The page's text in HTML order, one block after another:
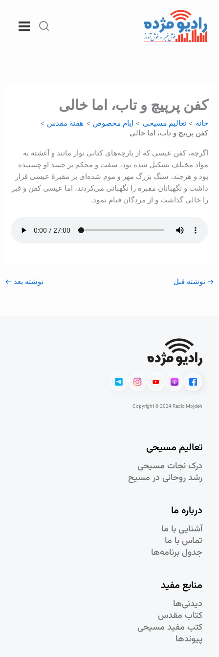
محتوا
کفن پرپيچ و تاب، اما خالی
خانه تعالیم مسیحی ايام مخصوص
هفتۀ مقدس
کفن پرپيچ و تاب، اما خالی
اگرچه، کفن عيسی که از پارچه‌های کتانی نوار مانند و آغشته به
مواد مختلف تشکيل شده بود، سفت و محکم بر جسد او چسبيده
بود و هرچند، سنگ بزرگ مهر و موم شده‌ای بر مقبرۀ عيسی قرار
داشت و نگهبانان مقبره را نگهبانی می‌کردند، اما عيسی کفن و قبر
را خالی گذاشت و از مردگان قيام نمود.
→ نوشته قبل نوشته بعد ←
Copyright © 2024 Radio Mojdeh
تعالیم مسیحی
درک نجات مسيحی
رشد روحانی در مسيح
درباره ما
آشنایی با ما
تماس با ما
جدول برنامه‌ها
منابع مفید
دیدنی‌ها
کتاب مقدس
کتب مفید مسیحی
پیوندها